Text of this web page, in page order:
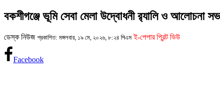
বকশীগঞ্জে ভূমি সেবা মেলা উদ্বোধনী র‍্যালি ও আলোচনা
ডেস্ক নিউজ প্রকাশিত: মঙ্গলবার, ১৯ মে, ২০২৬, ৮:২৪ পিএম ই-পেপার প্রিন্ট ভিউ
Facebook